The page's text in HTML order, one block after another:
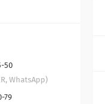
50
WhatsApp)
79